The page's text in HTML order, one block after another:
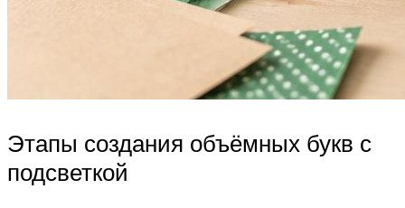
Этапы создания объёмных букв с
подсветкой